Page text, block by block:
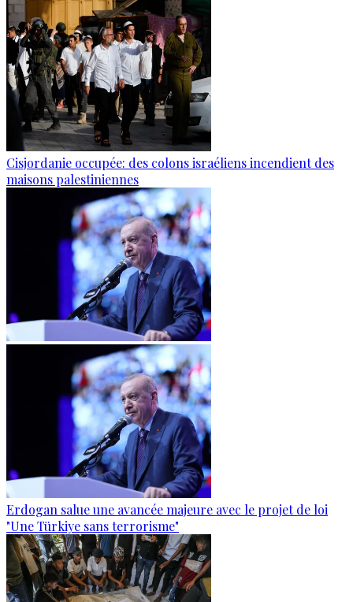
Cisjordanie occupée: des colons israéliens incendient des
maisons palestiniennes
Erdogan salue une avancée majeure avec le projet de loi
"Une Türkiye sans terrorisme"